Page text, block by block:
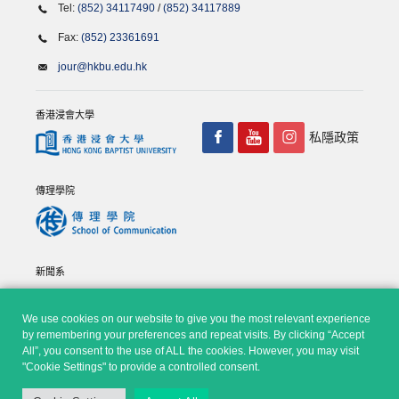
We use cookies on our website to give you the most relevant experience
by remembering your preferences and repeat visits. By clicking “Accept
All”, you consent to the use of ALL the cookies. However, you may visit
"Cookie Settings" to provide a controlled consent.
Tel: (852) 34117490 /(852) 34117889
Fax: (852) 23361691
jour@hkbu.edu.hk
香港浸會大學
傳理學院
新聞系
私隱政策